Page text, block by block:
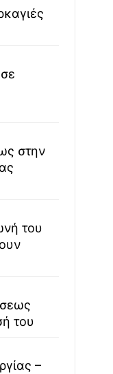
στην
του
του
–